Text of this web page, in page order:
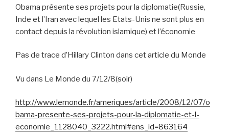
Obama présente ses projets pour la diplomatie(Russie,
Inde et l’Iran avec lequel les Etats-Unis ne sont plus en
contact depuis la révolution islamique) et l’économie
Pas de trace d’Hillary Clinton dans cet article du Monde
Vu dans Le Monde du 7/12/8(soir)
http://www.lemonde.fr/ameriques/article/2008/12/07/o
bama-presente-ses-projets-pour-la-diplomatie-et-l-
economie_1128040_3222.html#ens_id=863164